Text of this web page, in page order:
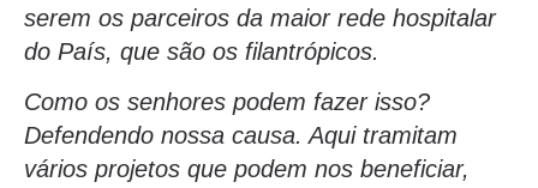
serem os parceiros da maior rede hospitalar
do País, que são os filantrópicos.
Como os senhores podem fazer isso?
Defendendo nossa causa. Aqui tramitam
vários projetos que podem nos beneficiar,